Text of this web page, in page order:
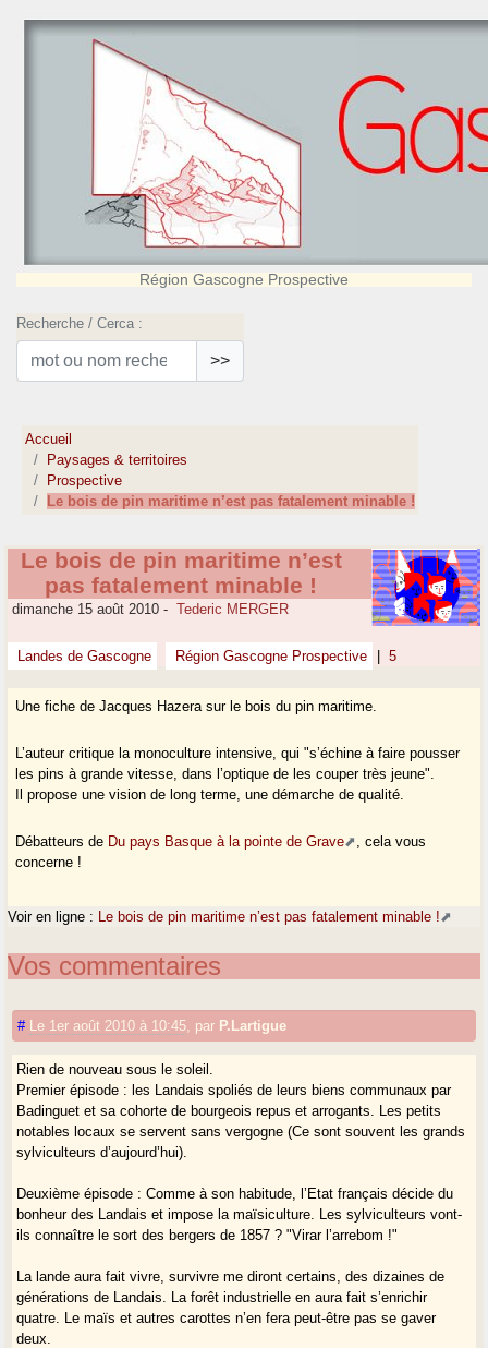
Région Gascogne Prospective
Recherche / Cerca :
>>
Accueil
Paysages & territoires
Prospective
Le bois de pin maritime n’est pas fatalement minable !
Le bois de pin maritime n’est
pas fatalement minable !
dimanche 15 août 2010 - Tederic MERGER
Landes de Gascogne Région Gascogne Prospective 5
Une fiche de Jacques Hazera sur le bois du pin maritime.
L’auteur critique la monoculture intensive, qui "s’échine à faire pousser
les pins à grande vitesse, dans l’optique de les couper très jeune".
Il propose une vision de long terme, une démarche de qualité.
Débatteurs de Du pays Basque à la pointe de Grave
, cela vous
concerne !
Voir en ligne : Le bois de pin maritime n’est pas fatalement minable !
Vos commentaires
# Le 1er août 2010 à 10:45 par P.Lartigue
Rien de nouveau sous le soleil.
Premier épisode : les Landais spoliés de leurs biens communaux par
Badinguet et sa cohorte de bourgeois repus et arrogants. Les petits
notables locaux se servent sans vergogne (Ce sont souvent les grands
sylviculteurs d’aujourd’hui).
Deuxième épisode : Comme à son habitude, l’Etat français décide du
bonheur des Landais et impose la maïsiculture. Les sylviculteurs vont-
ils connaître le sort des bergers de 1857 ? "Virar l’arrebom !"
La lande aura fait vivre, survivre me diront certains, des dizaines de
générations de Landais. La forêt industrielle en aura fait s’enrichir
quatre. Le maïs et autres carottes n’en fera peut-être pas se gaver
deux.